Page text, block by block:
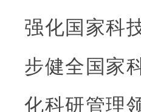
强化国家科
步健全国家
化科研管理